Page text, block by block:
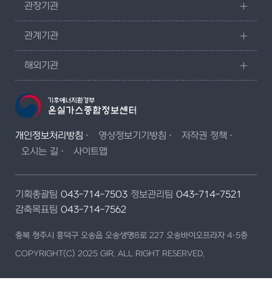
관장기관
관계기관
해외기관
개인정보처리방침 영상정보기기방침
저작권 정책
오시는 길
사이트맵
기획총괄팀 043-714-7503 정보관리팀 043-714-7521
감축목표팀 043-714-7562
충북 청주시 흥덕구 오송읍 오송생명8로 227 오송바이오프라자 4·5층
COPYRIGHT(C) 2025 GIR. ALL RIGHT RESERVED.